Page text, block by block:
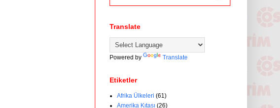
Translate
Powered by Translate
Etiketler
Afrika Ülkeleri (61)
Amerika Kıtası (26)